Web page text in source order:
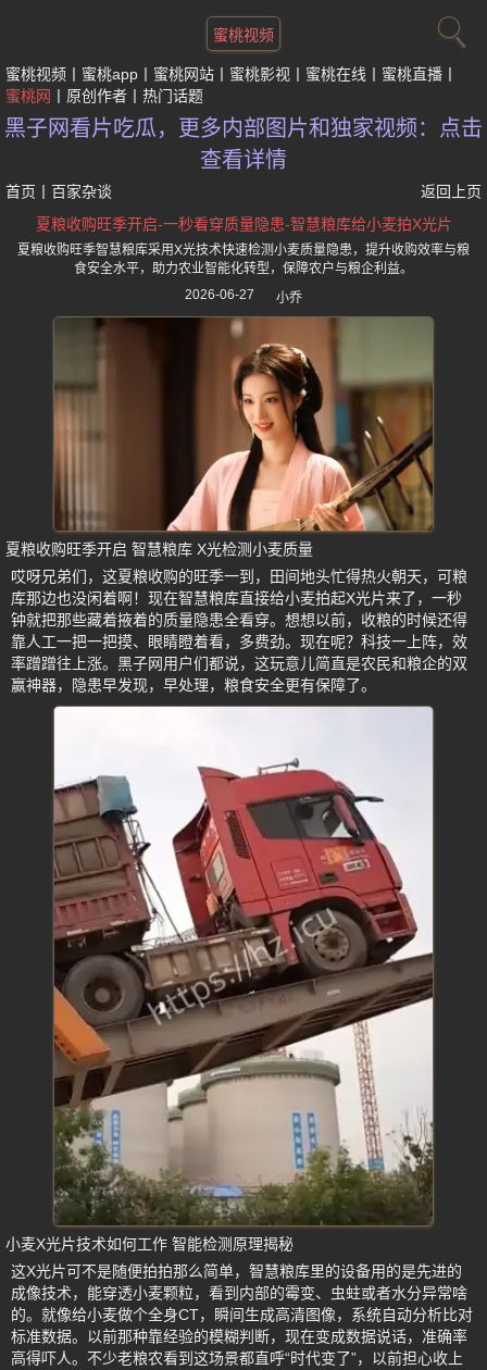
蜜桃视频
蜜桃视频 蜜桃app 蜜桃网站 蜜桃影视 蜜桃在线
蜜桃直播
蜜桃网
原创作者 热门话题
黑子网看片吃瓜，更多内部图片和独家视频：点击
查看详情
首页 百家杂谈
返回上页
夏粮收购旺季开启-一秒看穿质量隐患-智慧粮库给小麦拍X光片
夏粮收购旺季智慧粮库采用X光技术快速检测小麦质量隐患，提升收购效率与粮
食安全水平，助力农业智能化转型，保障农户与粮企利益。
2026-06-27
小乔
夏粮收购旺季开启 智慧粮库 X光检测小麦质量
哎呀兄弟们，这夏粮收购的旺季一到，田间地头忙得热火朝天，可粮
库那边也没闲着啊！现在智慧粮库直接给小麦拍起X光片来了，一秒
钟就把那些藏着掖着的质量隐患全看穿。想想以前，收粮的时候还得
靠人工一把一把摸、眼睛瞪着看，多费劲。现在呢？科技一上阵，效
率蹭蹭往上涨。黑子网用户们都说，这玩意儿简直是农民和粮企的双
赢神器，隐患早发现，早处理，粮食安全更有保障了。
小麦X光片技术如何工作 智能检测原理揭秘
这X光片可不是随便拍拍那么简单，智慧粮库里的设备用的是先进的
成像技术，能穿透小麦颗粒，看到内部的霉变、虫蛀或者水分异常啥
的。就像给小麦做个全身CT，瞬间生成高清图像，系统自动分析比对
标准数据。以前那种靠经验的模糊判断，现在变成数据说话，准确率
高得吓人。不少老粮农看到这场景都直呼“时代变了”，以前担心收上